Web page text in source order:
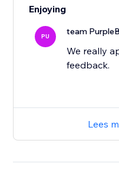
Enjoying
PU team
We really
feedback.
Lees